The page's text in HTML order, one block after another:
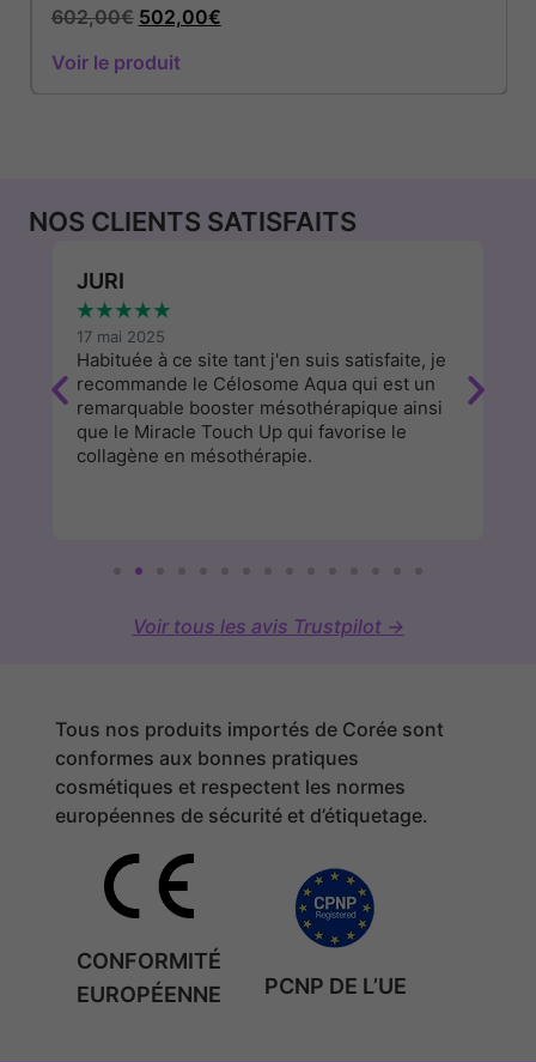
602,00€ 502,00€
Voir le produit
NOS CLIENTS SATISFAITS
JURI
★★★★★
17 mai 2025
Habituée à ce site tant j'en suis satisfaite, je
recommande le Célosome Aqua qui est un
remarquable booster mésothérapique ainsi
que le Miracle Touch Up qui favorise le
collagène en mésothérapie.
Voir tous les avis Trustpilot →
Tous nos produits importés de Corée sont
conformes aux bonnes pratiques
cosmétiques et respectent les normes
européennes de sécurité et d’étiquetage.
CONFORMITÉ
EUROPÉENNE
PCNP DE L’UE